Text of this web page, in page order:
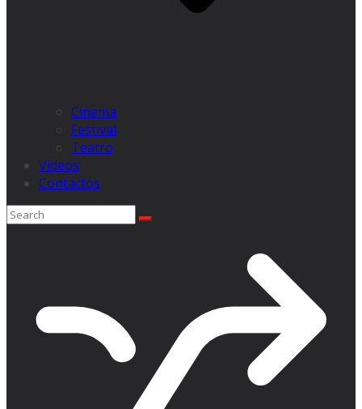
Cinema
Festival
Teatro
Videos
Contactos